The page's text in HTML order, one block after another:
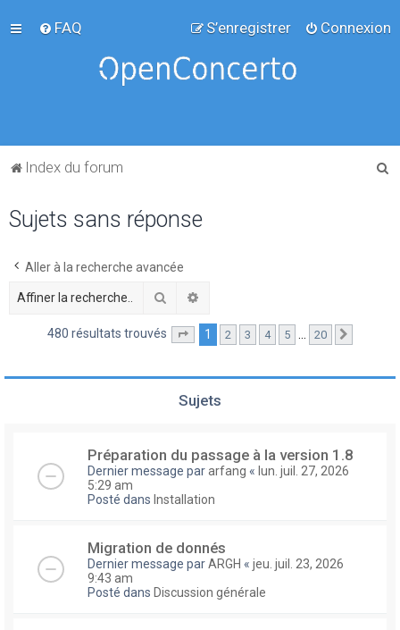
FAQ Connexion
S’enregistrer
Index du forum
Sujets sans réponse
Aller à la recherche avancée
Rechercher
480 résultats trouvés Page sur20
1 2 3 4 5 … 20
Sujets
Préparation du passage à la version 1.8
Dernier message pararfang « lun. juil. 27, 2026
5:29 am
Posté dans Installation
Migration de donnés
Dernier message parARGH « jeu. juil. 23, 2026
9:43 am
Posté dans Discussion générale